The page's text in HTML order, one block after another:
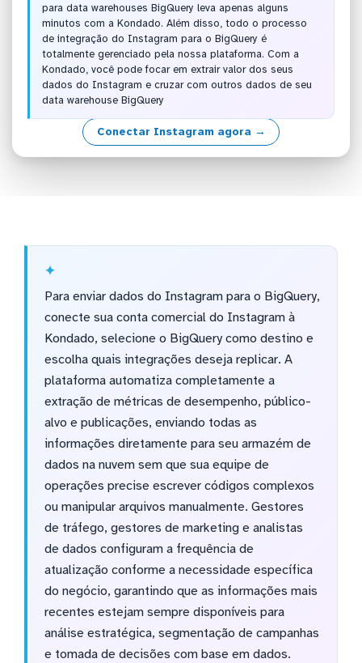
para data warehouses BigQuery leva apenas alguns
minutos com a Kondado. Além disso, todo o processo
de integração do Instagram para o BigQuery é
totalmente gerenciado pela nossa plataforma. Com a
Kondado, você pode focar em extrair valor dos seus
dados do Instagram e cruzar com outros dados de seu
data warehouse BigQuery
Conectar Instagram agora →
Para enviar dados do Instagram para o BigQuery,
conecte sua conta comercial do Instagram à
Kondado, selecione o BigQuery como destino e
escolha quais integrações deseja replicar. A
plataforma automatiza completamente a
extração de métricas de desempenho, público-
alvo e publicações, enviando todas as
informações diretamente para seu armazém de
dados na nuvem sem que sua equipe de
operações precise escrever códigos complexos
ou manipular arquivos manualmente. Gestores
de tráfego, gestores de marketing e analistas
de dados configuram a frequência de
atualização conforme a necessidade específica
do negócio, garantindo que as informações mais
recentes estejam sempre disponíveis para
análise estratégica, segmentação de campanhas
e tomada de decisões com base em dados.